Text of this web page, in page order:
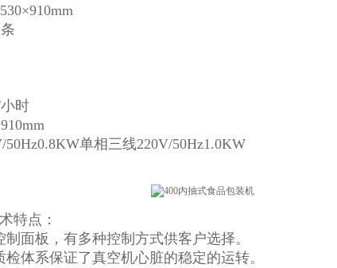
时
单相三线220V/50Hz1.0KW
特点：
面板，有多种控制方式供客户选择。
体系保证了真空机心脏的稳定的运转。